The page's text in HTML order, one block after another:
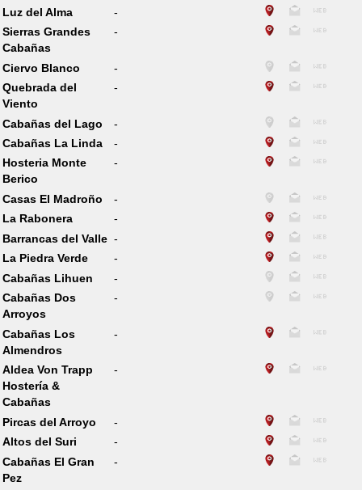
Luz del Alma
-
Sierras Grandes
Cabañas
-
Ciervo Blanco
-
Quebrada del
Viento
-
Cabañas del Lago
-
Cabañas La Linda
-
Hosteria Monte
Berico
-
Casas El Madroño
-
La Rabonera
-
Barrancas del Valle -
La Piedra Verde
-
Cabañas Lihuen
-
Cabañas Dos
Arroyos
-
Cabañas Los
Almendros
-
Aldea Von Trapp
Hostería &
Cabañas
-
Pircas del Arroyo
-
Altos del Suri
-
Cabañas El Gran
Pez
-